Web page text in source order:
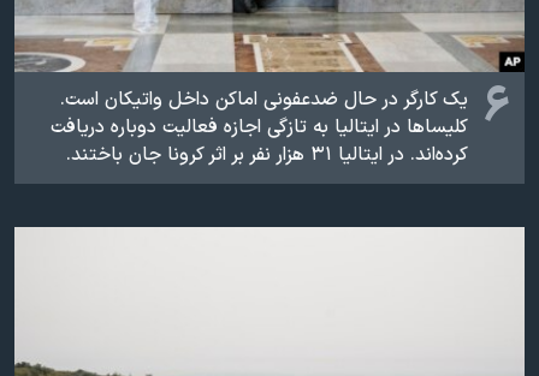
۶
یک کارگر در حال ضدعفونی اماکن داخل واتیکان است.
کلیسا‌ها در ایتالیا به تازگی اجازه فعالیت دوباره دریافت
کرده‌اند. در ایتالیا ۳۱ هزار نفر بر اثر کرونا جان باختند.